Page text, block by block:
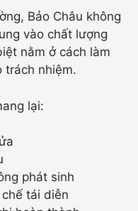
Bảo Châu không
vào chất lượng
nằm ở cách làm
trách nhiệm.
lại:
phát sinh
tái diễn